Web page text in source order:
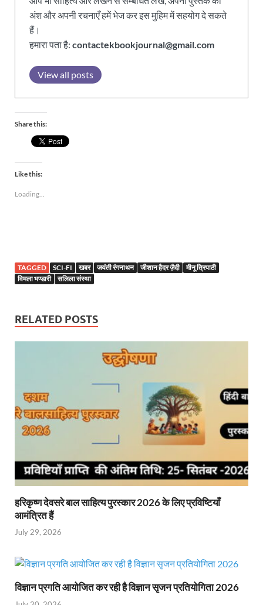
अंश और अपनी रचनाएँ हमें भेज कर इस मुहिम में सहयोग दे सकते
हैं।
हमारा पता है: contactekbookjournal@gmail.com
View all posts
Share this:
Like this:
Loading...
TAGGED SCI-FI खबर जयंती रंगनाथन जीशान हैदर ज़ैदी
मीनू त्रिपाठी
विमला भण्डारी
सलिला संस्था
RELATED POSTS
हरिकृष्ण देवसरे बाल साहित्य पुरस्कार 2026 के लिए प्रविष्टियाँ
आमंत्रित हैं
July 29, 2026
विज्ञान प्रगति आयोजित कर रही है विज्ञान सृजन प्रतियोगिता 2026